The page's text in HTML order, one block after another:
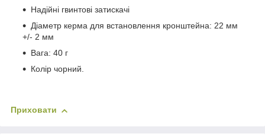
Надійні гвинтові затискачі
Діаметр керма для встановлення кронштейна: 22 мм
+/- 2 мм
Вага: 40 г
Колір чорний.
Приховати